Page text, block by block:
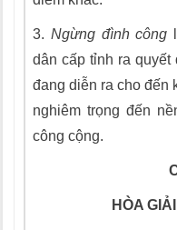
3. Ngừng đình công
dân cấp tỉnh ra
đang diễn ra cho đến
nghiêm trọng đến
công cộng.
HÒA